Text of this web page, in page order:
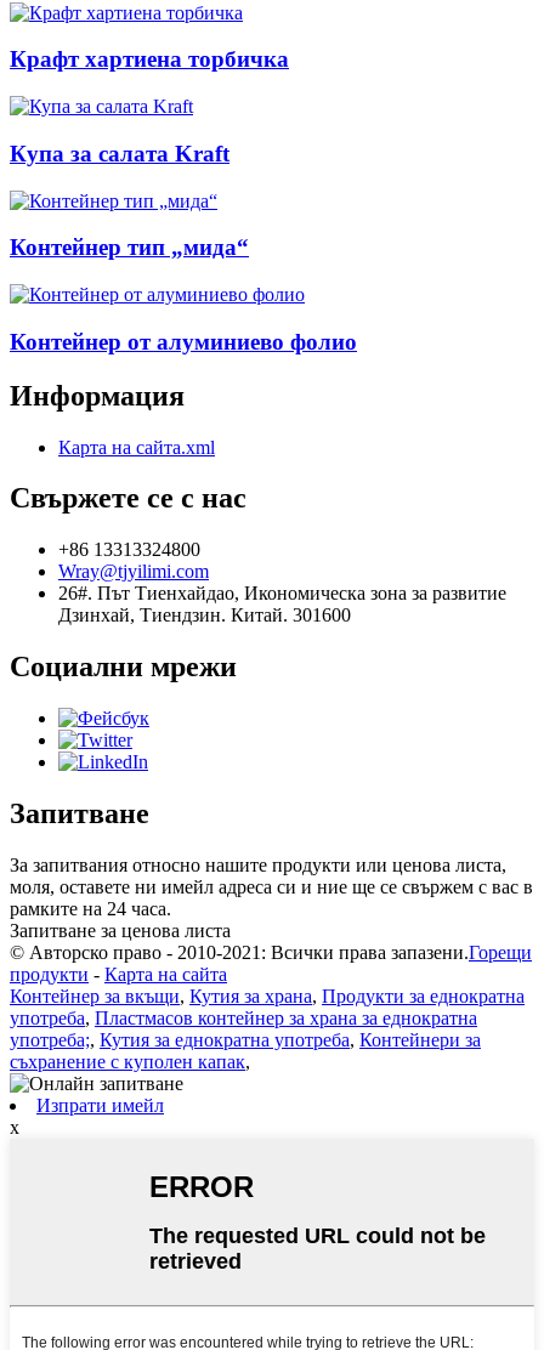
Крафт хартиена торбичка
Купа за салата Kraft
Контейнер тип „мида“
Контейнер от алуминиево фолио
Информация
Карта на сайта.xml
Свържете се с нас
+86 13313324800
Wray@tjyilimi.com
26#. Път Тиенхайдао, Икономическа зона за развитие
Дзинхай, Тиендзин. Китай. 301600
Социални мрежи
Запитване
За запитвания относно нашите продукти или ценова листа,
моля, оставете ни имейл адреса си и ние ще се свържем с вас в
рамките на 24 часа.
Запитване за ценова листа
© Авторско право - 2010-2021: Всички права запазени.Горещи
продукти - Карта на сайта
Контейнер за вкъщи, Кутия за храна, Продукти за еднократна
употреба, Пластмасов контейнер за храна за еднократна
употреба;, Кутия за еднократна употреба, Контейнери за
съхранение с куполен капак,
Изпрати имейл
x